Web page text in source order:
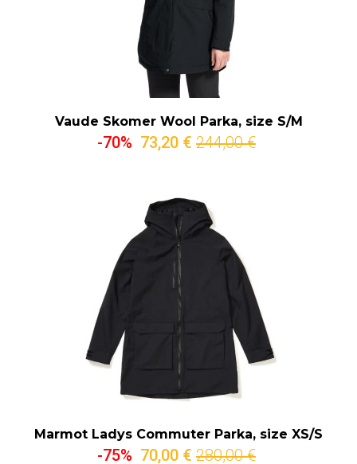
Vaude Skomer Wool Parka, size S/M
-70% 73,20 € 244,00 €
Marmot Ladys Commuter Parka, size XS/S
-75% 70,00 € 280,00 €